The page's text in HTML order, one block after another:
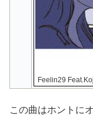
Feelin29
この曲はホントに